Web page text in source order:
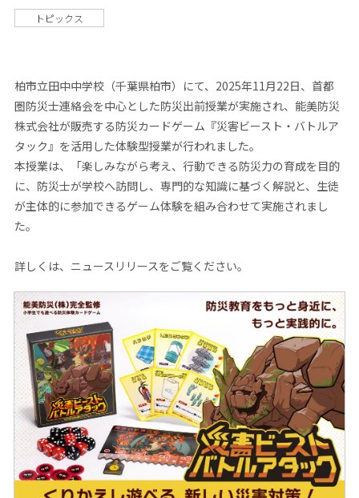
トピックス
柏市立田中中学校（千葉県柏市）にて、2025年11月22日、首都
圏防災士連絡会を中心とした防災出前授業が実施され、能美防災
株式会社が販売する防災カードゲーム『災害ビースト・バトルア
タック』を活用した体験型授業が行われました。
本授業は、「楽しみながら考え、行動できる防災力の育成を目的
に、防災士が学校へ訪問し、専門的な知識に基づく解説と、生徒
が主体的に参加できるゲーム体験を組み合わせて実施されまし
た。
詳しくは、ニュースリリースをご覧ください。